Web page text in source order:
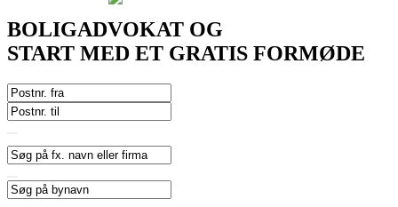
BOLIGADVOKAT OG
START MED ET GRATIS FORMØDE